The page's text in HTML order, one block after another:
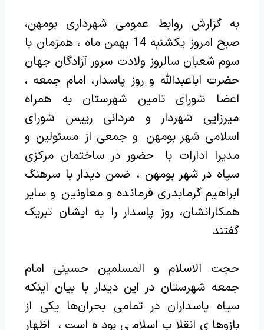
به گزارش روابط عمومی شهرداری بومهن،
صبح امروز یکشنبه 14 بهمن ماه ، همزمان با
سوم شعبان سالروز ولادت سرور آزادگان جهان
حضرت اباعبدالله و روز پاسدار، امام جمعه ،
اعضا شورای تامین شهرستان به همراه
میرزایی شهردار و مردانی رییس شورای
اسلامی شهر بومهن و جمعی از مسئولین و
مدیرا ادارات با حضور در ساختمان مرکزی
سپاه در شهر بومهن ، ضمن دیدار با سرهنگ
ابراهیم گرمابدری فرمانده و معاونین و سایر
همکارانشان، روز پاسدار را به ایشان تبریک
گفتند
حجت الاسلام و المسلمین حسینی امام
جمعه شهرستان در این دیدار با بیان اینکه
سپاه پاسداران در تمامی بحران‌ها یکی از
بازوهای انقلاب اسلامی بوده است، اظهار